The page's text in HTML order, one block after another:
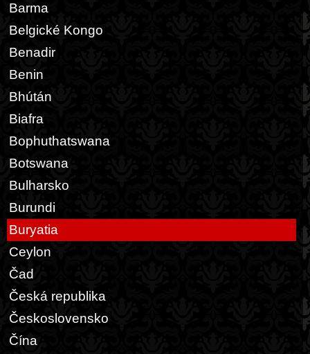
Barma
Belgické Kongo
Benadir
Benin
Bhútán
Biafra
Bophuthatswana
Botswana
Bulharsko
Burundi
Buryatia
Ceylon
Čad
Česká republika
Československo
Čína